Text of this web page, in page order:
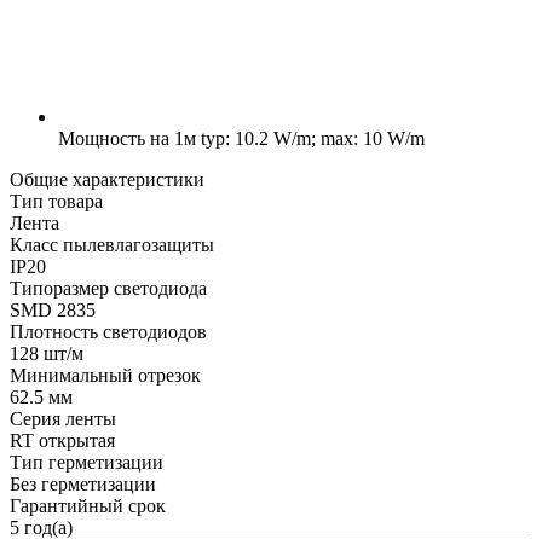
Мощность на 1м typ: 10.2 W/m; max: 10 W/m
Общие характеристики
Тип товара
Лента
Класс пылевлагозащиты
IP20
Типоразмер светодиода
SMD 2835
Плотность светодиодов
128 шт/м
Минимальный отрезок
62.5 мм
Серия ленты
RT открытая
Тип герметизации
Без герметизации
Гарантийный срок
5 год(а)